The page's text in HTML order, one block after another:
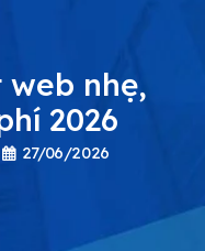
nhẹ,
2026
27/06/2026